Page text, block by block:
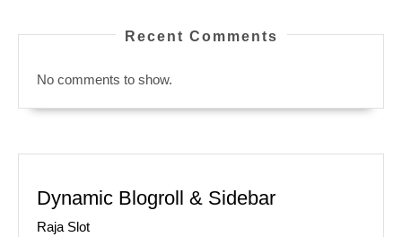
Recent Comments
No comments to show.
Dynamic Blogroll & Sidebar
Raja Slot